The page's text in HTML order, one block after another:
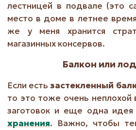
лестницей в подвале (это
место в доме в летнее
же у меня хранится
магазинных консервов.
Балкон или
Если естьзастекленный
то это тоже очень неплохой
заготовок и еще одна идея
хранения. Важно, чтобы